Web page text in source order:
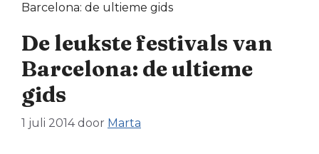
Barcelona: de ultieme gids
De leukste festivals van
Barcelona: de ultieme
gids
1 juli 2014 door Marta